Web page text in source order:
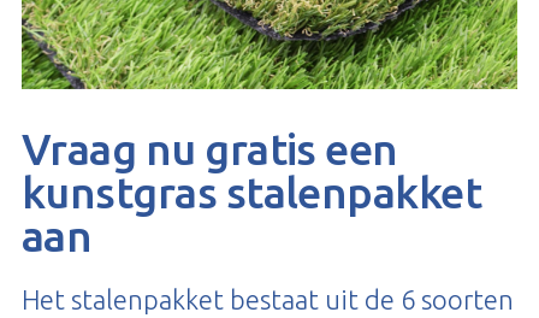
Vraag nu gratis een
kunstgras stalenpakket
aan
Het stalenpakket bestaat uit de 6 soorten